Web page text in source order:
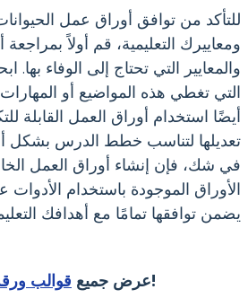
للتأكد من توافق أوراق عمل
ومعاييرك التعليمية، قم أولاً
والمعايير التي تحتاج إلى الوفاء
التي تغطي هذه المواضيع أو
أيضًا استخدام أوراق العمل القابلة
تعديلها لتناسب خطط الدرس بشكل
في شك، فإن إنشاء أوراق العمل
الأوراق الموجودة باستخدام الأدوات
يضمن توافقها تمامًا مع أهدافك
عرض جميع قوالب !